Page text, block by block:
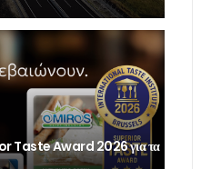
Taste Award 2026 για τα